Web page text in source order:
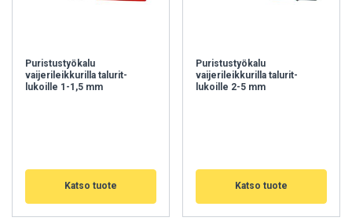
Puristustyökalu
vaijerileikkurilla talurit-
lukoille 1-1,5 mm
Katso tuote
Puristustyökalu
vaijerileikkurilla talurit-
lukoille 2-5 mm
Katso tuote